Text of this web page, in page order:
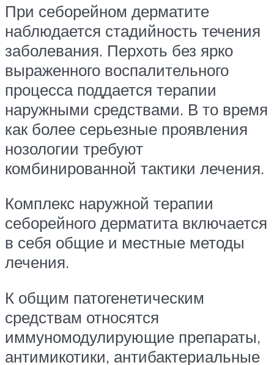
При себорейном дерматите
наблюдается стадийность течения
заболевания. Перхоть без ярко
выраженного воспалительного
процесса поддается терапии
наружными средствами. В то время
как более серьезные проявления
нозологии требуют
комбинированной тактики лечения.
Комплекс наружной терапии
себорейного дерматита включается
в себя общие и местные методы
лечения.
К общим патогенетическим
средствам относятся
иммуномодулирующие препараты,
антимикотики, антибактериальные